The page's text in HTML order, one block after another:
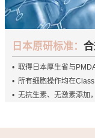
日本原研标准：
• 取得日本厚生省与
• 所有细胞操作均在
• 无抗生素、无激素添加